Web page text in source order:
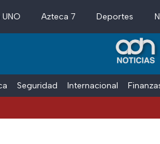
Azteca 7 Deportes
Seguridad Internacional